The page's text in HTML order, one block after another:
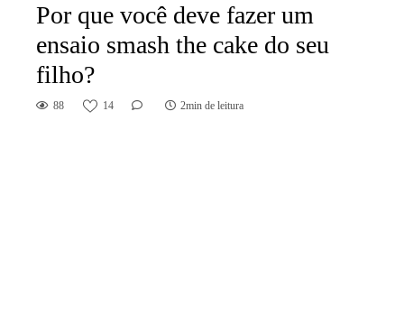
Por que você deve fazer um
ensaio smash the cake do seu
filho?
88 14 2min de leitura